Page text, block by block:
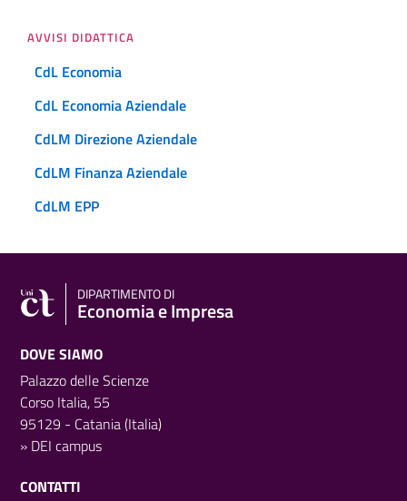
AVVISI DIDATTICA
CdL Economia
CdL Economia Aziendale
CdLM Direzione Aziendale
CdLM Finanza Aziendale
CdLM EPP
DIPARTIMENTO DI
Economia e Impresa
DOVE SIAMO
Palazzo delle Scienze
Corso Italia, 55
95129 - Catania (Italia)
» DEI campus
CONTATTI